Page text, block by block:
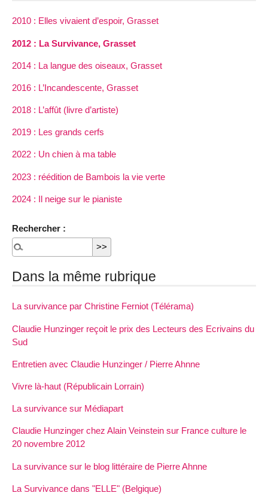
2010 : Elles vivaient d’espoir, Grasset
2012 : La Survivance, Grasset
2014 : La langue des oiseaux, Grasset
2016 : L’Incandescente, Grasset
2018 : L’affût (livre d’artiste)
2019 : Les grands cerfs
2022 : Un chien à ma table
2023 : réédition de Bambois la vie verte
2024 : Il neige sur le pianiste
Rechercher :
Dans la même rubrique
La survivance par Christine Ferniot (Télérama)
Claudie Hunzinger reçoit le prix des Lecteurs des Ecrivains du
Sud
Entretien avec Claudie Hunzinger / Pierre Ahnne
Vivre là-haut (Républicain Lorrain)
La survivance sur Médiapart
Claudie Hunzinger chez Alain Veinstein sur France culture le
20 novembre 2012
La survivance sur le blog littéraire de Pierre Ahnne
La Survivance dans "ELLE" (Belgique)